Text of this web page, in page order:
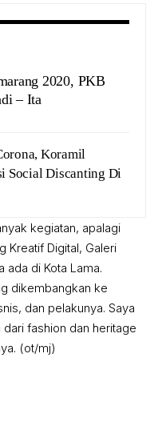
2020, PKB
– Ita
Koramil
Social Discanting Di
kegiatan, apalagi
Kreatif Digital, Galeri
ada di Kota Lama.
dikembangkan ke
dan pelakunya. Saya
fashion dan heritage
(ot/mj)